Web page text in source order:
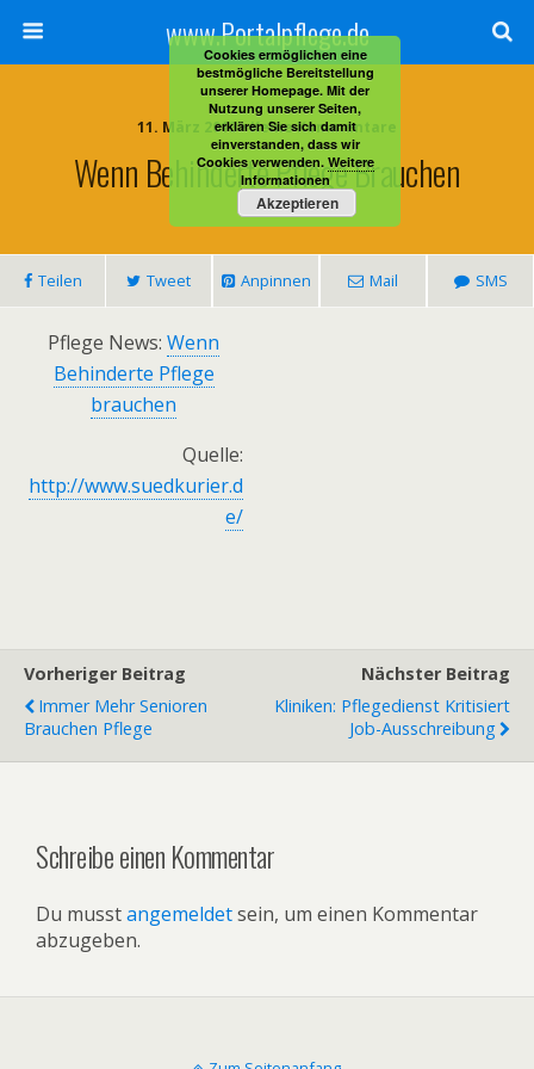
www.Portalpflege.de
11. März 2013 • Keine Kommentare
Wenn Behinderte Pflege Brauchen
Teilen Tweet Anpinnen Mail SMS
Pflege News: Wenn
Behinderte Pflege
brauchen
Quelle:
http://www.suedkurier.d
e/
Vorheriger Beitrag
Immer Mehr Senioren
Brauchen Pflege
Nächster Beitrag
Kliniken: Pflegedienst Kritisiert
Job-Ausschreibung
Schreibe einen Kommentar
Du musstangemeldetsein, um einen Kommentar
abzugeben.
Cookies ermöglichen eine
bestmögliche Bereitstellung
unserer Homepage. Mit der
Nutzung unserer Seiten,
erklären Sie sich damit
einverstanden, dass wir
Cookies verwenden. Weitere
Informationen
Akzeptieren